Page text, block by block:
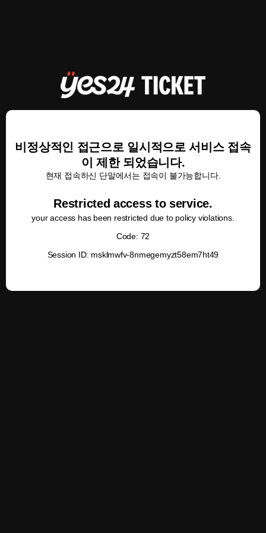
비정상적인 접근으로 일시적으로 서비스 접속
이 제한 되었습니다.
현재 접속하신 단말에서는 접속이 불가능합니다.
Restricted access to service.
your access has been restricted due to policy violations.
Code: 72
Session ID: msklmwfv-8nmegemyzt58em7ht49